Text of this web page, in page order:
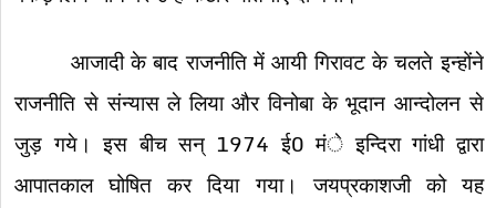
आजादी के बाद राजनीति में आयी गिरावट के चलते इन्होंने
राजनीति से संन्यास ले लिया और विनोबा के भूदान आन्दोलन से
जुड़ गये। इस बीच सन् 1974 ई0 मंे इन्दिरा गांधी द्वारा
आपातकाल घोषित कर दिया गया। जयप्रकाशजी को यह